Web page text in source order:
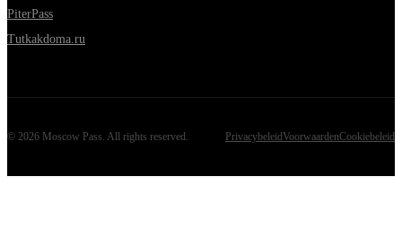
PiterPass
Tutkakdoma.ru
© 2026 Moscow Pass . All rights reserved. PrivacybeleidVoorwaardenCookiebeleid